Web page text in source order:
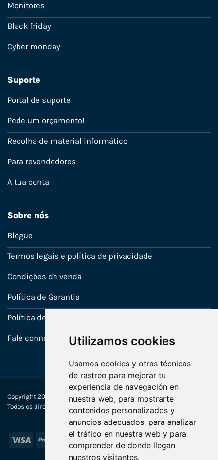
Utilizamos cookies
Usamos cookies y otras técnicas
de rastreo para mejorar tu
experiencia de navegación en
nuestra web, para mostrarte
contenidos personalizados y
anuncios adecuados, para analizar
el tráfico en nuestra web y para
comprender de donde llegan
nuestros visitantes.
Monitores
Black friday
Cyber monday
Suporte
Portal de suporte
Pede um orçamento!
Recolha de material informático
Para revendedores
A tua conta
Sobre nós
Blogue
Termos legais e política de privacidade
Condições de venda
Política de Garantia
Política de utilização de cookies
Fale connosco
Copyright 2022-2025 © Ecosistemas Informáticos España SL –
Todos os direitos reservados
Visa PayPal Stripe MasterCard